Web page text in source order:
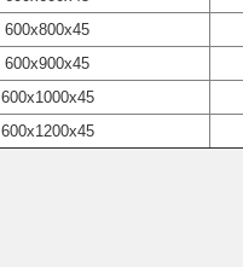
600х800х45
600х900х45
600х1000х45
600х1200х45